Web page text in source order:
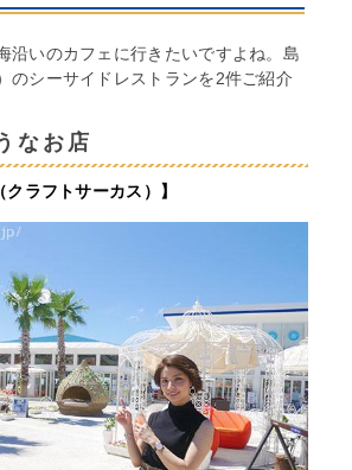
沿いのカフェに行きたいですよね。島
のシーサイドレストランを2件ご紹介
なお店
ラフトサーカス）】